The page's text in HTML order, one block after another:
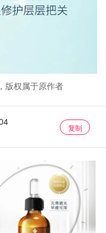
版权属于原作者
复制